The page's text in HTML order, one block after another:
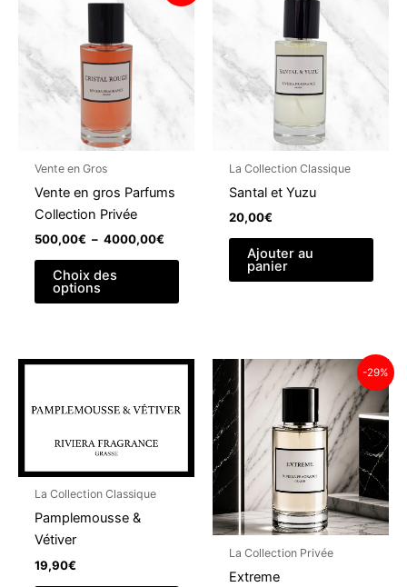
Vente en Gros
Vente en gros Parfums
Collection Privée
500,00€ – 4000,00€Plage
à
Choix des
options
Ce
a
options
peuvent
choisies
sur
La Collection Classique
Santal et Yuzu
20,00€
Ajouter au
panier
La Collection Classique
Pamplemousse &
Vétiver
19,90€
-29%
La Collection Privée
Extreme